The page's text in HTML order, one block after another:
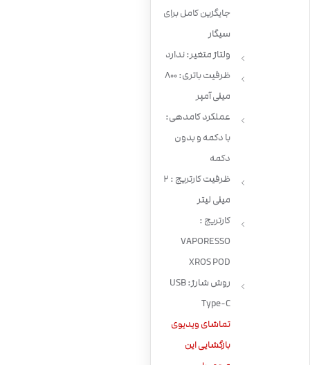
جایگزین کامل برای
سیگار
ولتاژ متغیر: ندارد
ظرفیت باتری: 800
میلی آمپر
عملکرد کامدهی:
با دکمه و بدون
دکمه
ظرفیت کارتریج : 2
میلی لیتر
کارتریج :
VAPORESSO
XROS POD
روش شارژ: USB
Type-C
تماشای ویدیوی
بازگشایی این